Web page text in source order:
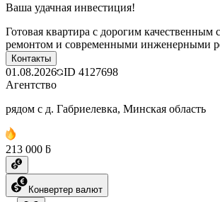
Ваша удачная инвестиция!
Готовая квартира с дорогим
ремонтом и современными инженерными
Контакты
01.08.2026 ID 4127698
Агентство
рядом с д. Габриелевка, Минская область
213 000 ƃ
Конвертер валют